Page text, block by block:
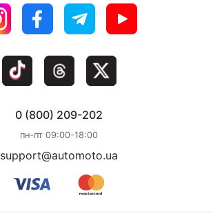
0 (800) 209-202
пн-пт 09:00-18:00
support@automoto.ua